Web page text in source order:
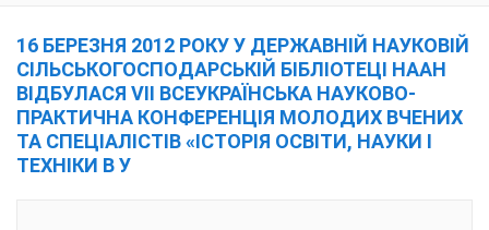
16 БЕРЕЗНЯ 2012 РОКУ У ДЕРЖАВНІЙ НАУКОВІЙ
СІЛЬСЬКОГОСПОДАРСЬКІЙ БІБЛІОТЕЦІ НААН
ВІДБУЛАСЯ VІІ ВСЕУКРАЇНСЬКА НАУКОВО-
ПРАКТИЧНА КОНФЕРЕНЦІЯ МОЛОДИХ ВЧЕНИХ
ТА СПЕЦІАЛІСТІВ «ІСТОРІЯ ОСВІТИ, НАУКИ І
ТЕХНІКИ В У